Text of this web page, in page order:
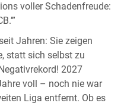
voller Schadenfreude:
Jahren: Sie zeigen
statt sich selbst zu
2027
voll – noch nie war
Liga entfernt. Ob es